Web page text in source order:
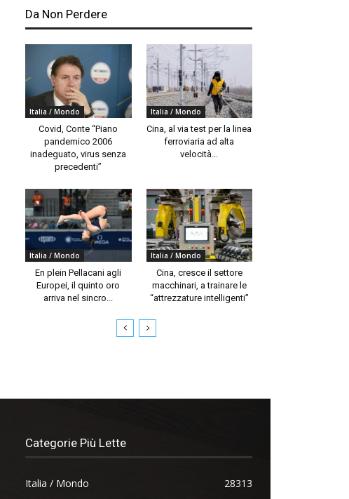
Da Non Perdere
Italia / Mondo
Covid, Conte “Piano
pandemico 2006
inadeguato, virus senza
precedenti”
Italia / Mondo
Cina, al via test per la linea
ferroviaria ad alta
velocità...
Italia / Mondo
En plein Pellacani agli
Europei, il quinto oro
arriva nel sincro...
Italia / Mondo
Cina, cresce il settore
macchinari, a trainare le
“attrezzature intelligenti”
Categorie Più Lette
Italia / Mondo
28313